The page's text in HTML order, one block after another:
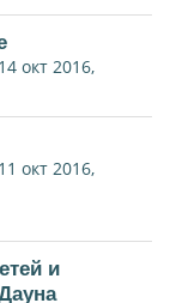
14 окт 2016,
11 окт 2016,
и